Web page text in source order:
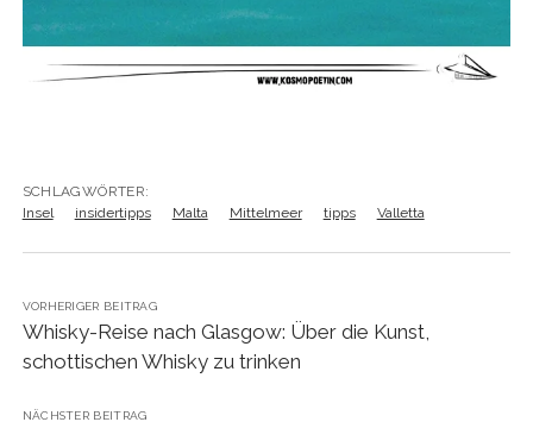
SCHLAGWÖRTER:
Insel
insidertipps Malta Mittelmeer tipps Valletta
VORHERIGER BEITRAG
Whisky-Reise nach Glasgow: Über die Kunst,
schottischen Whisky zu trinken
NÄCHSTER BEITRAG